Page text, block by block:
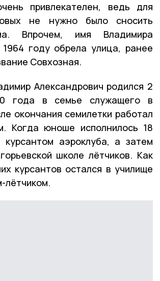
привлекателен, ведь для
не нужно было сносить
Впрочем, имя Владимира
году обрела улица, ранее
Совхозная.
Александрович родился 2
года в семье служащего в
окончания семилетки работал
Когда юноше исполнилось 18
аэроклуба, а затем
школе лётчиков. Как
курсантов остался в училище
лётчиком.